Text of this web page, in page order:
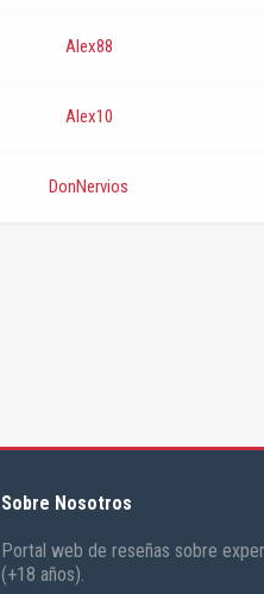
Alex88
Alex10
DonNervios
Sobre Nosotros
Portal web de reseñas sobre
(+18 años).